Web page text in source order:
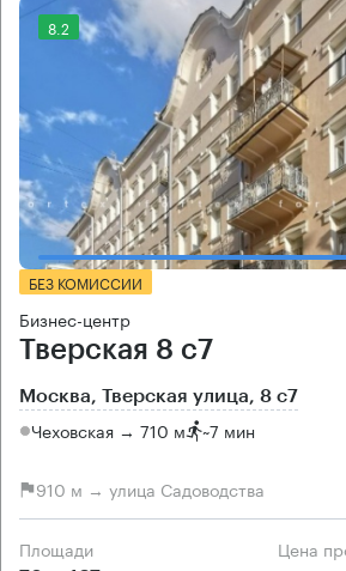
8.2
БЕЗ КОМИССИИ
Бизнес-центр
Тверская 8 с7
Москва, Тверская улица, 8 с7
Чеховская → 710 м ~7 мин
910 м → улица Садоводства
Площади Цена